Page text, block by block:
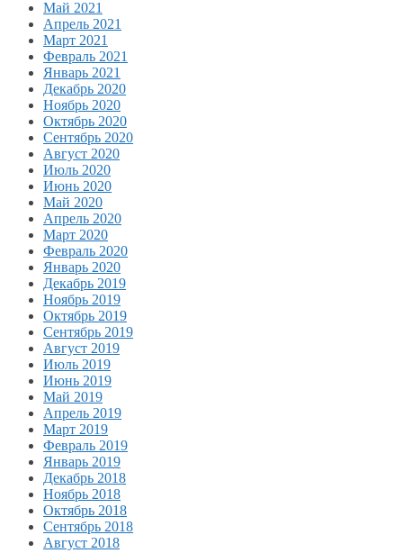
Май 2021
Апрель 2021
Март 2021
Февраль 2021
Январь 2021
Декабрь 2020
Ноябрь 2020
Октябрь 2020
Сентябрь 2020
Август 2020
Июль 2020
Июнь 2020
Май 2020
Апрель 2020
Март 2020
Февраль 2020
Январь 2020
Декабрь 2019
Ноябрь 2019
Октябрь 2019
Сентябрь 2019
Август 2019
Июль 2019
Июнь 2019
Май 2019
Апрель 2019
Март 2019
Февраль 2019
Январь 2019
Декабрь 2018
Ноябрь 2018
Октябрь 2018
Сентябрь 2018
Август 2018